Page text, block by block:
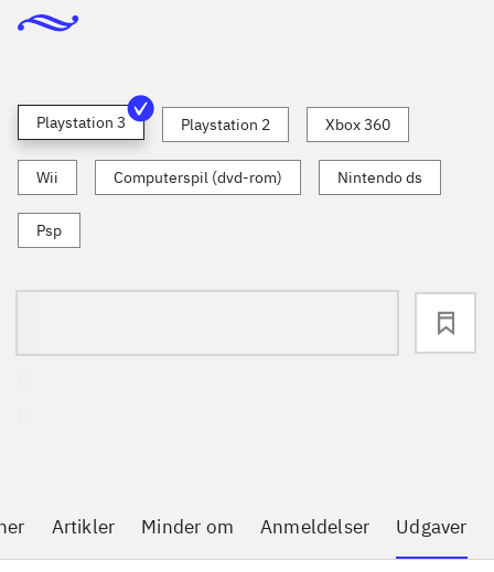
Playstation 3 Playstation 2 Xbox 360
Wii Computerspil (dvd-rom) Nintendo ds
Psp
Artikler Minder om Anmeldelser Udgaver